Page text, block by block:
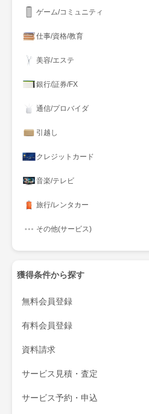
ゲーム/コミュニティ
仕事/資格/教育
美容/エステ
銀行/証券/FX
通信/プロバイダ
引越し
クレジットカード
音楽/テレビ
旅行/レンタカー
その他(サービス)
獲得条件から探す
無料会員登録
有料会員登録
資料請求
サービス見積・査定
サービス予約・申込